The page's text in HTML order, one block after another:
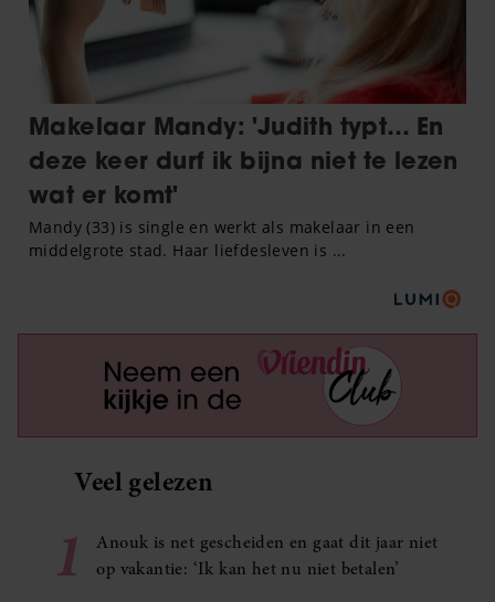
Veel gelezen
1
Anouk is net gescheiden en gaat dit jaar niet
op vakantie: ‘Ik kan het nu niet betalen’